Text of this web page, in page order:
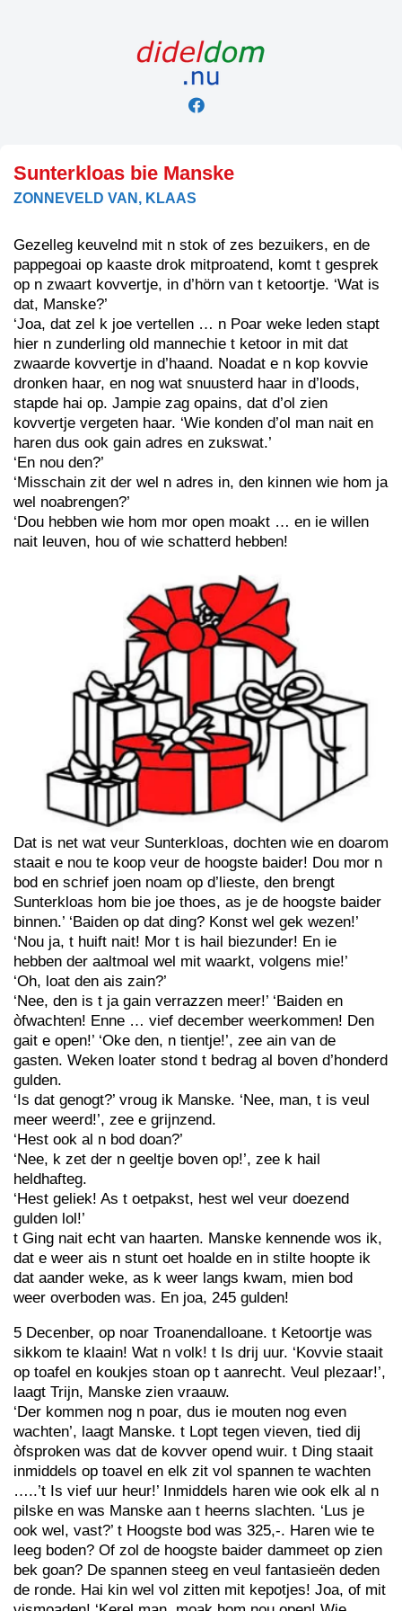
Sunterkloas bie Manske
ZONNEVELD VAN, KLAAS
Gezelleg keuvelnd mit n stok of zes bezuikers, en de
pappegoai op kaaste drok mitproatend, komt t gesprek
op n zwaart kovvertje, in d’hörn van t ketoortje. ‘Wat is
dat, Manske?’
‘Joa, dat zel k joe vertellen … n Poar weke leden stapt
hier n zunderling old mannechie t ketoor in mit dat
zwaarde kovvertje in d’haand. Noadat e n kop kovvie
dronken haar, en nog wat snuusterd haar in d’loods,
stapde hai op. Jampie zag opains, dat d’ol zien
kovvertje vergeten haar. ‘Wie konden d’ol man nait en
haren dus ook gain adres en zukswat.’
‘En nou den?’
‘Misschain zit der wel n adres in, den kinnen wie hom ja
wel noabrengen?’
‘Dou hebben wie hom mor open moakt … en ie willen
nait leuven, hou of wie schatterd hebben!
Dat is net wat veur Sunterkloas, dochten wie en doarom
staait e nou te koop veur de hoogste baider! Dou mor n
bod en schrief joen noam op d’lieste, den brengt
Sunterkloas hom bie joe thoes, as je de hoogste baider
binnen.’ ‘Baiden op dat ding? Konst wel gek wezen!’
‘Nou ja, t huift nait! Mor t is hail biezunder! En ie
hebben der aaltmoal wel mit waarkt, volgens mie!’
‘Oh, loat den ais zain?’
‘Nee, den is t ja gain verrazzen meer!’ ‘Baiden en
òfwachten! Enne … vief december weerkommen! Den
gait e open!’ ‘Oke den, n tientje!’, zee ain van de
gasten. Weken loater stond t bedrag al boven d’honderd
gulden.
‘Is dat genogt?’ vroug ik Manske. ‘Nee, man, t is veul
meer weerd!’, zee e grijnzend.
‘Hest ook al n bod doan?’
‘Nee, k zet der n geeltje boven op!’, zee k hail
heldhafteg.
‘Hest geliek! As t oetpakst, hest wel veur doezend
gulden lol!’
t Ging nait echt van haarten. Manske kennende wos ik,
dat e weer ais n stunt oet hoalde en in stilte hoopte ik
dat aander weke, as k weer langs kwam, mien bod
weer overboden was. En joa, 245 gulden!
5 Decenber, op noar Troanendalloane. t Ketoortje was
sikkom te klaain! Wat n volk! t Is drij uur. ‘Kovvie staait
op toafel en koukjes stoan op t aanrecht. Veul plezaar!’,
laagt Trijn, Manske zien vraauw.
‘Der kommen nog n poar, dus ie mouten nog even
wachten’, laagt Manske. t Lopt tegen vieven, tied dij
òfsproken was dat de kovver opend wuir. t Ding staait
inmiddels op toavel en elk zit vol spannen te wachten
…..’t Is vief uur heur!’ Inmiddels haren wie ook elk al n
pilske en was Manske aan t heerns slachten. ‘Lus je
ook wel, vast?’ t Hoogste bod was 325,-. Haren wie te
leeg boden? Of zol de hoogste baider dammeet op zien
bek goan? De spannen steeg en veul fantasieën deden
de ronde. Hai kin wel vol zitten mit kepotjes! Joa, of mit